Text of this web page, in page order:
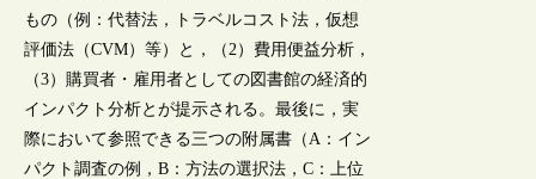
もの（例：代替法，トラベルコスト法，仮想
評価法（CVM）等）と，（2）費用便益分析，
（3）購買者・雇用者としての図書館の経済的
インパクト分析とが提示される。最後に，実
際において参照できる三つの附属書（A：イン
パクト調査の例，B：方法の選択法，C：上位